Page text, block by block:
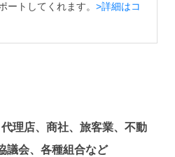
ートしてくれます。 >詳細はコ
理店、商社、旅客業、不動
議会、各種組合など